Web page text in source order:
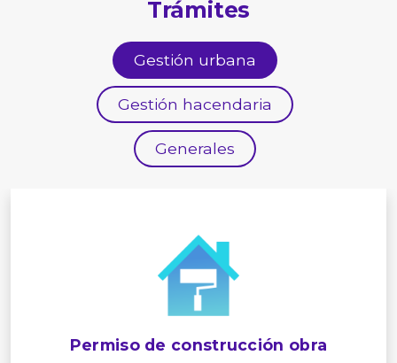
Trámites
Gestión urbana
Gestión hacendaria
Generales
Permiso de construcción obra